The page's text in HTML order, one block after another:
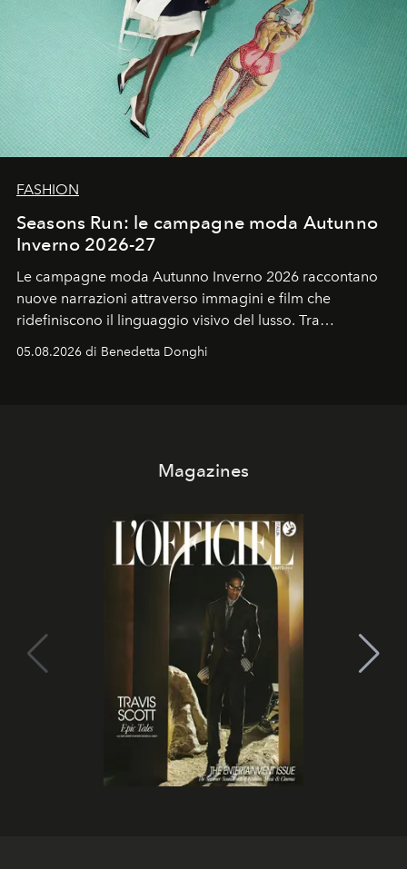
FASHION
Seasons Run: le campagne moda Autunno
Inverno 2026-27
Le campagne moda Autunno Inverno 2026 raccontano
nuove narrazioni attraverso immagini e film che
ridefiniscono il linguaggio visivo del lusso. Tra
protagonisti del cinema, volti della cultura
contemporanea e storytelling d'autore, le maison
05.08.2026 di Benedetta Donghi
Magazines